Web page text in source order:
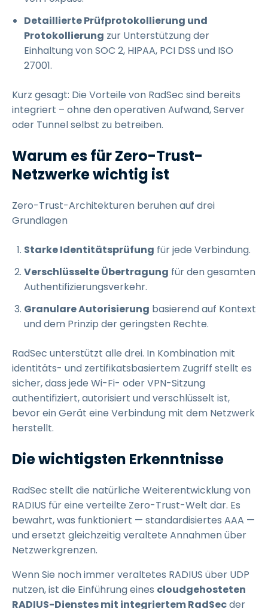
Detaillierte Prüfprotokollierung und
Protokollierung zur Unterstützung der
Einhaltung von SOC 2, HIPAA, PCI DSS und ISO
27001.
Kurz gesagt: Die Vorteile von RadSec sind bereits
integriert – ohne den operativen Aufwand, Server
oder Tunnel selbst zu betreiben.
Warum es für Zero-Trust-
Netzwerke wichtig ist
Zero-Trust-Architekturen beruhen auf drei
Grundlagen
Starke Identitätsprüfung für jede Verbindung.
Verschlüsselte Übertragung für den gesamten
Authentifizierungsverkehr.
Granulare Autorisierung basierend auf Kontext
und dem Prinzip der geringsten Rechte.
RadSec unterstützt alle drei. In Kombination mit
identitäts- und zertifikatsbasiertem Zugriff stellt es
sicher, dass jede Wi-Fi- oder VPN-Sitzung
authentifiziert, autorisiert und verschlüsselt ist,
bevor ein Gerät eine Verbindung mit dem Netzwerk
herstellt.
Die wichtigsten Erkenntnisse
RadSec stellt die natürliche Weiterentwicklung von
RADIUS für eine verteilte Zero-Trust-Welt dar. Es
bewahrt, was funktioniert — standardisiertes AAA —
und ersetzt gleichzeitig veraltete Annahmen über
Netzwerkgrenzen.
Wenn Sie noch immer veraltetes RADIUS über UDP
nutzen, ist die Einführung eines cloudgehosteten
RADIUS-Dienstes mit integriertem RadSecder